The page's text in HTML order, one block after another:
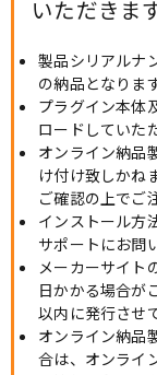
いただきます
製品シリアルナ
の納品となります
プラグイン本体
ロードしていた
オンライン納品
け付け致しかね
ご確認の上でご
インストール方
サポートにお問
メーカーサイト
日かかる場合が
以内に発行させ
オンライン納品
合は、オンライ